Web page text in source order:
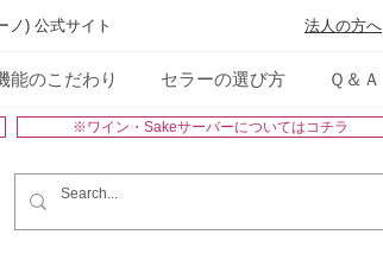
ノ) 公式サイト 法人の方へ
能のこだわり セラーの選び方 Ｑ＆Ａ
※ワイン・Sakeサーバーについてはコチラ